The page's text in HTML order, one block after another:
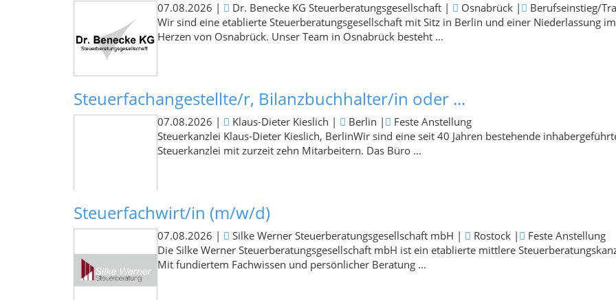
07.08.2026 | Dr. Benecke KG Steuerberatungsgesellschaft | Osnabrück |
Berufseinstieg/
Wir sind eine etablierte Steuerberatungsgesellschaft mit Sitz in Berlin und einer Niederlassung im
Herzen von Osnabrück. Unser Team in Osnabrück besteht ...
Steuerfachangestellte/r, Bilanzbuchhalter/in oder ...
07.08.2026 | Klaus-Dieter Kieslich | Berlin |
Feste Anstellung
Steuerkanzlei Klaus-Dieter Kieslich, BerlinWir sind eine seit 40 Jahren bestehende
Steuerkanzlei mit zurzeit zehn Mitarbeitern. Das Büro ...
Steuerfachwirt/in (m/w/d)
07.08.2026 | Silke Werner Steuerberatungsgesellschaft mbH | Rostock |
Feste Anstellung
Die Silke Werner Steuerberatungsgesellschaft mbH ist ein etablierte mittlere
Mit fundiertem Fachwissen und persönlicher Beratung ...